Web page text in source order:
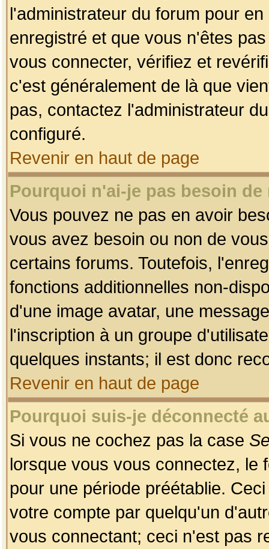
l'administrateur du forum pour
enregistré et que vous n'êtes
vous connecter, vérifiez et
c'est généralement de là que
pas, contactez l'administrateur
configuré.
Revenir en haut de page
Pourquoi n'ai-je pas besoin
Vous pouvez ne pas en avoir
vous avez besoin ou non de
certains forums. Toutefois,
fonctions additionnelles non-
d'une image avatar, une
l'inscription à un groupe
quelques instants; il est donc
Revenir en haut de page
Pourquoi suis-je déconnecté
Si vous ne cochez pas la case
lorsque vous vous connectez, le
pour une période préétablie.
votre compte par quelqu'un
vous connectant; ceci n'est pas